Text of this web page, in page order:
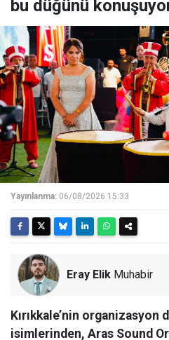
bu düğünü
Yayınlanma: 06/08/2026 15:33
Eray Elik Muhabir
Kırıkkale’nin
isimlerinden, Aras Sound